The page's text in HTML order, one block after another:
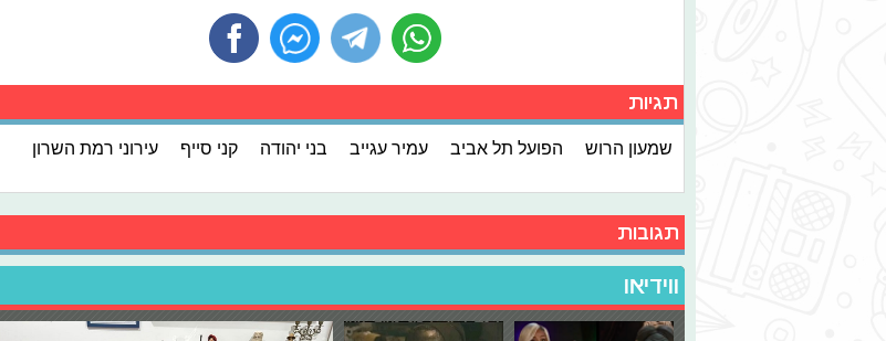
תגיות
שמעון הרוש הפועל תל אביב עמיר עגייב בני יהודה קני סייף עירוני רמת השרון
תגובות
ווידיאו